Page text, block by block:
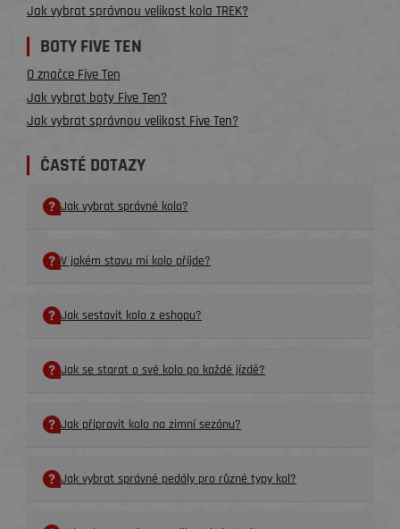
Jak vybrat správnou velikost kola TREK?
BOTY FIVE TEN
O značce Five Ten
Jak vybrat boty Five Ten?
Jak vybrat správnou velikost Five Ten?
ČASTÉ DOTAZY
Jak vybrat správné kolo?
V jakém stavu mi kolo příjde?
Jak sestavit kolo z eshopu?
Jak se starat o své kolo po každé jízdě?
Jak připravit kolo na zimní sezónu?
Jak vybrat správné pedály pro různé typy kol?